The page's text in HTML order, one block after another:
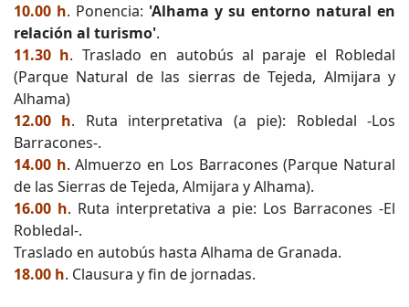
10.00 h. Ponencia: 'Alhama y su entorno natural en
relación al turismo'.
11.30 h. Traslado en autobús al paraje el Robledal
(Parque Natural de las sierras de Tejeda, Almijara y
Alhama)
12.00 h. Ruta interpretativa (a pie): Robledal -Los
Barracones-.
14.00 h. Almuerzo en Los Barracones (Parque Natural
de las Sierras de Tejeda, Almijara y Alhama).
16.00 h. Ruta interpretativa a pie: Los Barracones -El
Robledal-.
Traslado en autobús hasta Alhama de Granada.
18.00 h. Clausura y fin de jornadas.